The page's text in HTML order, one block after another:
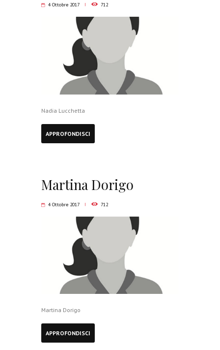
4 Ottobre 2017 712
Nadia Lucchetta
APPROFONDISCI
Martina Dorigo
4 Ottobre 2017 712
Martina Dorigo
APPROFONDISCI